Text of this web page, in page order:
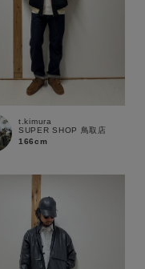
WEB限定
在庫なし含む
t.kimura
SUPER SHOP 鳥取店
166cm